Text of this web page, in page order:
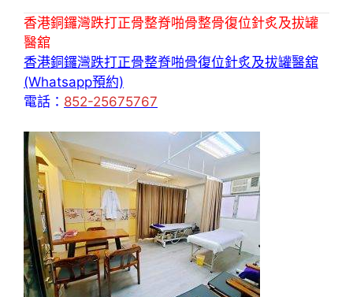
香港銅鑼灣跌打正骨整脊啪骨整骨復位針炙及拔罐
醫舘
香港銅鑼灣跌打正骨整脊啪骨復位針炙及拔罐醫舘
(Whatsapp預約)
電話： 852-25675767